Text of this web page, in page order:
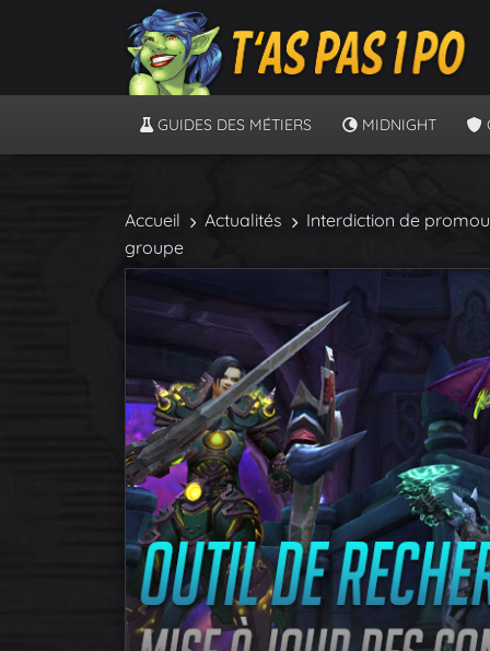
GUIDES DES MÉTIERS MIDNIGHT
Accueil Actualités
Interdiction de
groupe